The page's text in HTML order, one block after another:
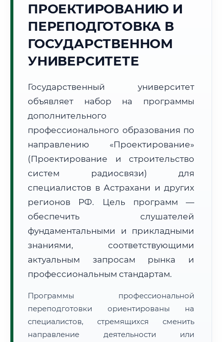
Погода в г. Астрахань:☀️ +34°C ,Ясно
🌅 Восход:05:37 🌇 Закат:
20:09
📍 Региональная справка
414000–414999
Часовой пояс:
Формат учебы:
Дистанционно
🗺️ Зона обслуживания: г. Астрахань
Расчет логистики оригиналов:
• Маршрут транзита:~2 607 км
• Экспресс-доставка СДЭК / Почтой:4–6 рабочих дней
📜 Документы и аккредитация
🔍Нажмите на документ для увеличения и просмотра
ПРОЕКТИРОВАНИЮ И
ПЕРЕПОДГОТОВКА В
ГОСУДАРСТВЕННОМ
УНИВЕРСИТЕТЕ
Государственный университет
объявляет набор на программы
дополнительного
профессионального образования по
направлению «Проектирование»
(Проектирование и строительство
систем радиосвязи) для
специалистов в Астрахани и других
регионов РФ. Цель программ —
обеспечить слушателей
фундаментальными и прикладными
знаниями, соответствующими
актуальным запросам рынка и
профессиональным стандартам.
Программы профессиональной
переподготовки ориентированы на
специалистов, стремящихся сменить
направление деятельности или